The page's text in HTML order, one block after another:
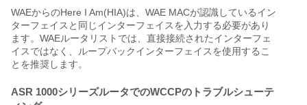
WAEからのHere I Am(HIA)は、WAE MACが認識しているイン
ターフェイスと同じインターフェイスを入力する必要があり
ます。WAEルータリストでは、直接接続されたインターフェ
イスではなく、ループバックインターフェイスを使用するこ
とを推奨します。
ASR 1000シリーズルータでのWCCPのトラブルシューテ